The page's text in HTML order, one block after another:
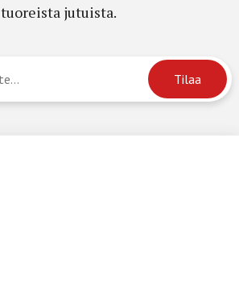
tuoreista jutuista.